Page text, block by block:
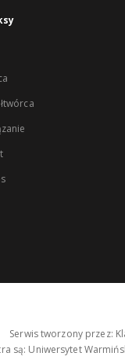
Serwis tworzony przez:
są: Uniwersytet